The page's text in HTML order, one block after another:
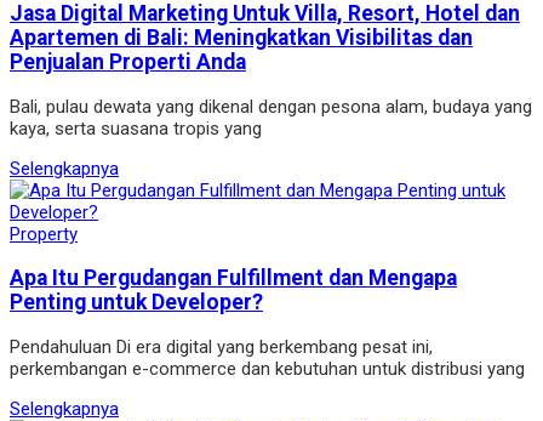
Jasa Digital Marketing Untuk Villa, Resort, Hotel dan
Apartemen di Bali: Meningkatkan Visibilitas dan
Penjualan Properti Anda
Bali, pulau dewata yang dikenal dengan pesona alam, budaya yang
kaya, serta suasana tropis yang
Selengkapnya
Property
Apa Itu Pergudangan Fulfillment dan Mengapa
Penting untuk Developer?
Pendahuluan Di era digital yang berkembang pesat ini,
perkembangan e-commerce dan kebutuhan untuk distribusi yang
Selengkapnya